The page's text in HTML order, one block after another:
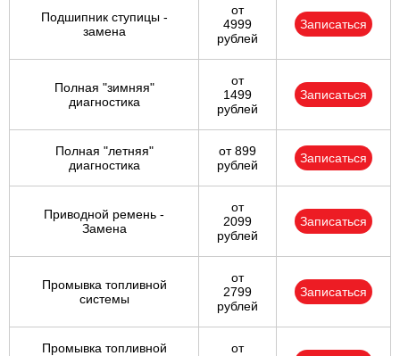
Подшипник ступицы -
замена
от
4999
рублей
Записаться
Полная "зимняя"
диагностика
от
1499
рублей
Записаться
Полная "летняя"
диагностика
от 899
рублей
Записаться
Приводной ремень -
Замена
от
2099
рублей
Записаться
Промывка топливной
системы
от
2799
рублей
Записаться
Промывка топливной
от